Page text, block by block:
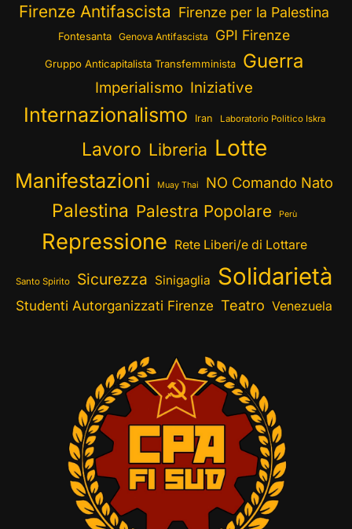
Firenze Antifascista Firenze per la Palestina
Fontesanta Genova Antifascista GPI Firenze
Gruppo Anticapitalista Transfemminista Guerra
Imperialismo Iniziative
Internazionalismo Iran Laboratorio Politico Iskra
Lavoro Libreria Lotte
Manifestazioni Muay Thai NO Comando Nato
Palestina Palestra Popolare Perù
Repressione Rete Liberi/e di Lottare
Santo Spirito Sicurezza Sinigaglia Solidarietà
Studenti Autorganizzati Firenze Teatro Venezuela